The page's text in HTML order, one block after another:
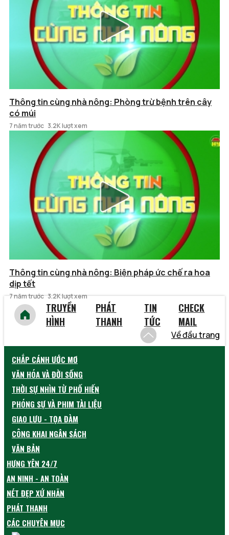
Thông tin cùng nhà nông: Phòng trừ bệnh trên cây
có múi
7 năm trước 3.2K lượt xem
Thông tin cùng nhà nông: Biện pháp ức chế ra hoa
dịp tết
7 năm trước 3.2K lượt xem
TRUYỀN
HÌNH
PHÁT
THANH
TIN
TỨC
CHECK
MAIL
Về đầu trang
CHẮP CÁNH ƯỚC MƠ
VĂN HÓA VÀ ĐỜI SỐNG
THỜI SỰ NHÌN TỪ PHỐ HIẾN
PHÓNG SỰ VÀ PHIM TÀI LIỆU
GIAO LƯU - TỌA ĐÀM
CÔNG KHAI NGÂN SÁCH
VĂN BẢN
HƯNG YÊN 24/7
AN NINH - AN TOÀN
NÉT ĐẸP XỨ NHÃN
PHÁT THANH
CÁC CHUYÊN MỤC